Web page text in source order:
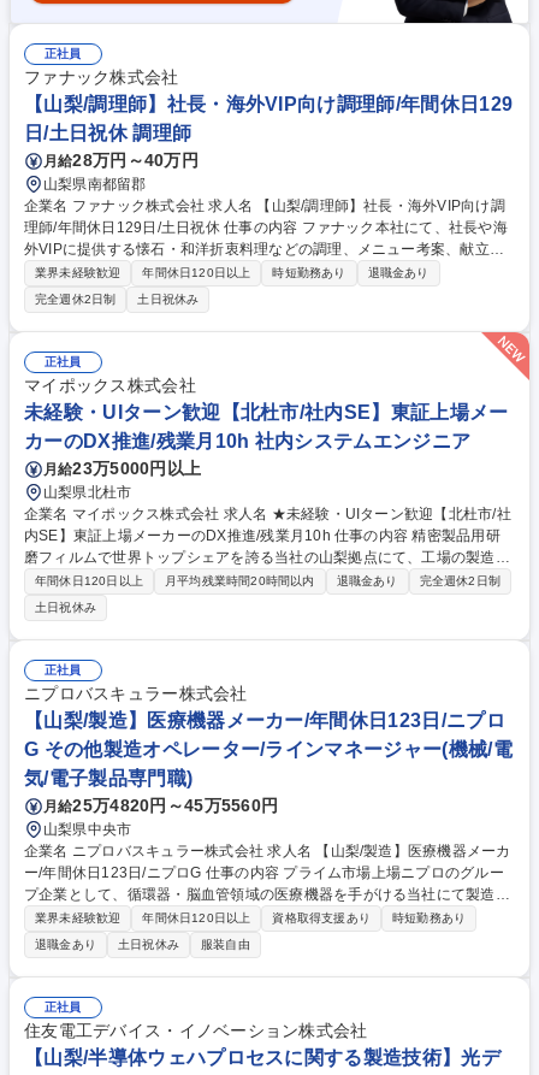
正社員
ファナック株式会社
【山梨/調理師】社長・海外VIP向け調理師/年間休日129
日/土日祝休 調理師
月給28万円～40万円
山梨県南都留郡
企業名 ファナック株式会社 求人名 【山梨/調理師】社長・海外VIP向け調
理師/年間休日129日/土日祝休 仕事の内容 ファナック本社にて、社長や海
外VIPに提供する懐石・和洋折衷料理などの調理、メニュー考案、献立作
成、食材仕入れ、器の管理まで一貫してご担当いただきます。山梨の旬の
食材を活用し創意工夫を発揮できます。 【業務詳細】朝食・夕食の会食料
理（週2～3回、6～7品）、昼食のお弁当（1日10～20食）、立食パーティ
（最大80名）等の調理全般をお任せします。お客様ごとにメニューを変
え、和食・洋食の担当が連携し一皿を創り上げます。朝食時は7時出社、
夕食時は21時退社等変動はありますが、土日祝休みで年休129日とワーク
ライフバランスは抜群です。名門料亭出身等の料理長経験者と共にハイレ
ベルな環境で働けます。 募集職種 【山梨/調理師】社長・海外VIP向け調
理師/年間休日129日/土日祝休
業界未経験歓迎 年間休日120日以上 時短勤務あり
退職金あり
完全週休2日制
土日祝休み
正社員
マイポックス株式会社
未経験・UIターン歓迎【北杜市/社内SE】東証上場メー
カーのDX推進/残業月10h 社内システムエンジニア
月給23万5000円以上
山梨県北杜市
企業名 マイポックス株式会社 求人名 ★未経験・UIターン歓迎【北杜市/社
内SE】東証上場メーカーのDX推進/残業月10h 仕事の内容 精密製品用研
磨フィルムで世界トップシェアを誇る当社の山梨拠点にて、工場の製造・
生産技術や社内のワークフロー・業務プロセスを効率化しつつ、デジタル
化を実現していただきます。 ■現場からの問い合わせ対応（Slack等での
ヘルプデスク） ■現場へのヒアリングと、手入力等アナログな非効率の可
視化 ■既存機器やWebアプリ等を活用した業務自動化の要件定義～実装
【ポイント】高度なITスキルより「現場の課題をどう解決するか」という
『仮説⇒検証』を繰り返すことが好きな方、得意な方に親和性がありそう
です。構築した仕組みで「ラクになったわ！」という社員からの声がやり
がいになります。 募集職種 ★未経験・UIターン歓迎【北杜市/社内SE】東
証上場メーカーのDX推進/残業月10h
年間休日120日以上 月平均残業時間20時間以内 退職金あり
完全週休2日制
土日祝休み
正社員
ニプロバスキュラー株式会社
【山梨/製造】医療機器メーカー/年間休日123日/ニプロ
G その他製造オペレーター/ラインマネージャー(機械/電
気/電子製品専門職)
月給25万4820円～45万5560円
山梨県中央市
企業名 ニプロバスキュラー株式会社 求人名 【山梨/製造】医療機器メーカ
ー/年間休日123日/ニプロG 仕事の内容 プライム市場上場ニプロのグルー
プ企業として、循環器・脳血管領域の医療機器を手がける当社にて製造工
程を管理していただきます。 工程管理、スケジュール管理、改善、検証、
雑務等に従事して頂きます。 【具体的には】■品質管理・作業手順書の作
成、見直し・トラブル対応や原因確認・データチェックや分析（入社後に
習得可能）・品質を安定させるための仕組みづくり■その他業務（習熟に
応じて担当）・生産計画の調整や在庫管理・スタッフへの教育、指導・不
良原因の分析や工程改善 ・設備の点検、メンテナンス対応 募集職種 【山
梨/製造】医療機器メーカー/年間休日123日/ニプロG
業界未経験歓迎 年間休日120日以上 資格取得支援あり
時短勤務あり
退職金あり
土日祝休み 服装自由
正社員
住友電工デバイス・イノベーション株式会社
【山梨/半導体ウェハプロセスに関する製造技術】光デ